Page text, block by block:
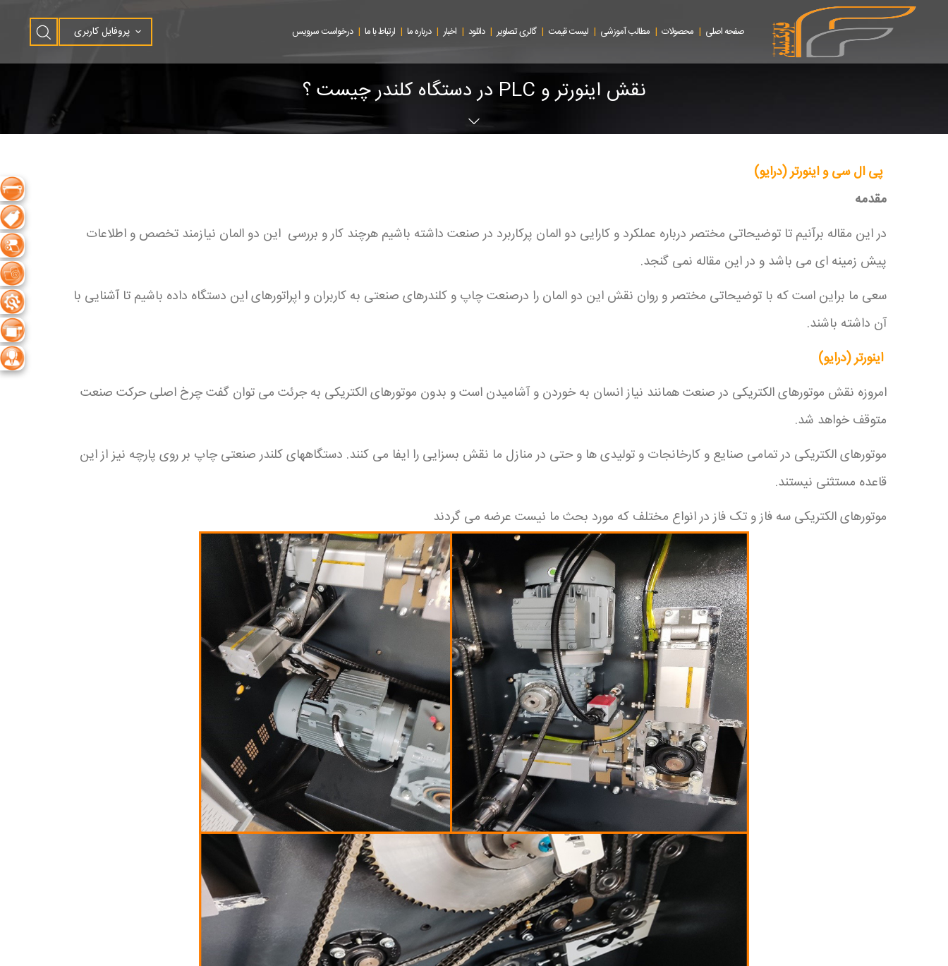
پروفایل کاربری صفحه اصلی | محصولات | مطالب آموزشی | لیست قیمت | گالری تصاویر | دانلود | اخبار | درباره ما | ارتباط با ما | درخواست سرویس
نقش اینورتر و PLC در دستگاه کلندر چیست ؟
پی ال سی و اینورتر (درایو)
مقدمه
در این مقاله برآنیم تا توضیحاتی مختصر درباره عملکرد و کارایی دو المان پرکاربرد در صنعت داشته باشیم هرچند کار و بررسی این دو المان نیازمند تخصص و اطلاعات
پیش زمینه ای می باشد و در این مقاله نمی گنجد.
سعی ما براین است که با توضیحاتی مختصر و روان نقش این دو المان را درصنعت چاپ و کلندرهای صنعتی به کاربران و اپراتورهای این دستگاه داده باشیم تا آشنایی با
آن داشته باشند.
اینورتر (درایو)
امروزه نقش موتورهای الکتریکی در صنعت همانند نیاز انسان به خوردن و آشامیدن است و بدون موتورهای الکتریکی به جرئت می توان گفت چرخ اصلی حرکت صنعت
متوقف خواهد شد.
موتورهای الکتریکی در تمامی صنایع و کارخانجات و تولیدی ها و حتی در منازل ما نقش بسزایی را ایفا می کنند. دستگاههای کلندر صنعتی چاپ بر روی پارچه نیز از این
قاعده مستثنی نیستند.
موتورهای الکتریکی سه فاز و تک فاز در انواع مختلف که مورد بحث ما نیست عرضه می گردند